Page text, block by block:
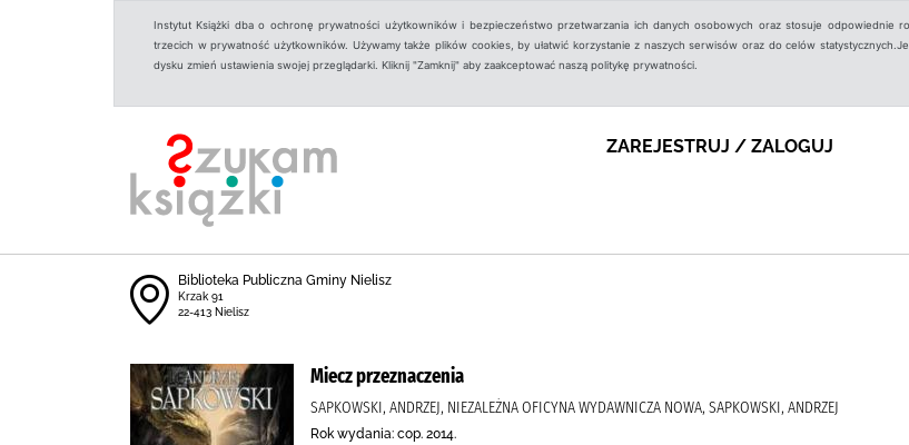
Instytut Książki dba o ochronę prywatności użytkowników i bezpieczeństwo przetwarzania ich danych osobowych oraz stosuje odpowiednie
trzecich w prywatność użytkowników. Używamy także plików cookies, by ułatwić korzystanie z naszych serwisów oraz do celów
dysku zmień ustawienia swojej przeglądarki. Kliknij "Zamknij" aby zaakceptować naszą politykę prywatności.
ZAREJESTRUJ / ZALOGUJ
Biblioteka Publiczna Gminy Nielisz
Krzak 91
22-413 Nielisz
Miecz przeznaczenia
SAPKOWSKI, ANDRZEJ, NIEZALEŻNA OFICYNA WYDAWNICZA NOWA, SAPKOWSKI, ANDRZEJ
Rok wydania: cop. 2014.